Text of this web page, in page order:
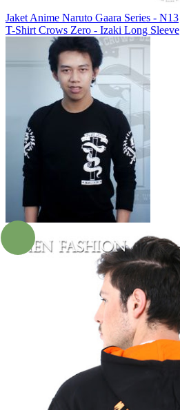
Jaket Anime Naruto Gaara Series - N13
T-Shirt Crows Zero - Izaki Long Sleeve